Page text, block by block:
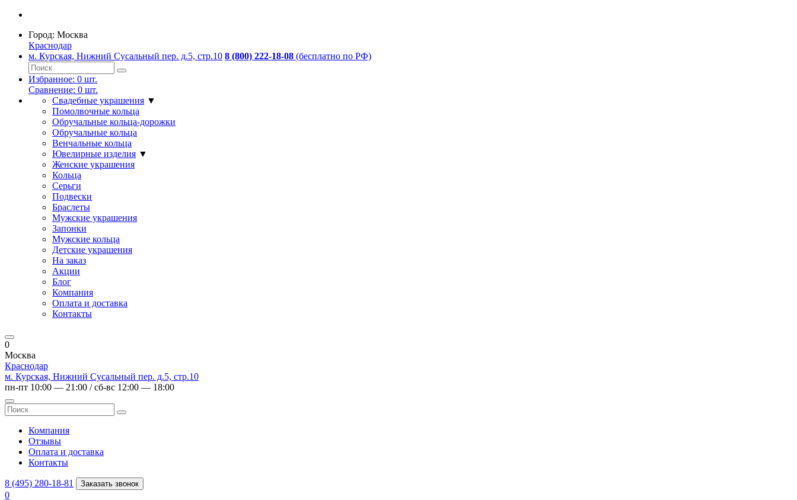
Город: Москва
Краснодар
м. Курская, Нижний Сусальный пер. д.5, стр.10 8 (800) 222-18-08 (бесплатно по РФ)
Избранное: 0 шт.
Сравнение: 0 шт.
Свадебные украшения ▼
Помолвочные кольца
Обручальные кольца-дорожки
Обручальные кольца
Венчальные кольца
Ювелирные изделия ▼
Женские украшения
Кольца
Серьги
Подвески
Браслеты
Мужские украшения
Запонки
Мужские кольца
Детские украшения
На заказ
Акции
Блог
Компания
Оплата и доставка
Контакты
0
Москва
Краснодар
м. Курская, Нижний Сусальный пер. д.5, стр.10
пн-пт 10:00 — 21:00 / сб-вс 12:00 — 18:00
Компания
Отзывы
Оплата и доставка
Контакты
8 (495) 280-18-81 Заказать звонок
0